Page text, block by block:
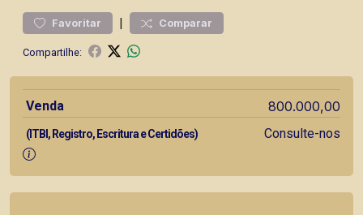
Favoritar | Comparar
Compartilhe:
Venda 800.000,00
(ITBI, Registro, Escritura e Certidões) Consulte-nos